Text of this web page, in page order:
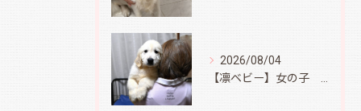
2026/08/04
【凛ベビー】女の子 Ⅱ